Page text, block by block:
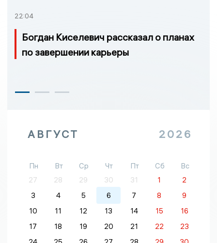
22:04
Богдан Киселевич рассказал о планах
по завершении карьеры
АВГУСТ 2026
Пн Вт Ср Чт Пт Сб
Вс
27
28 29 30 31 1
2
3
4 5 6 7 8
9
10
11 12 13 14 15
16
17
18 19 20 21 22
23